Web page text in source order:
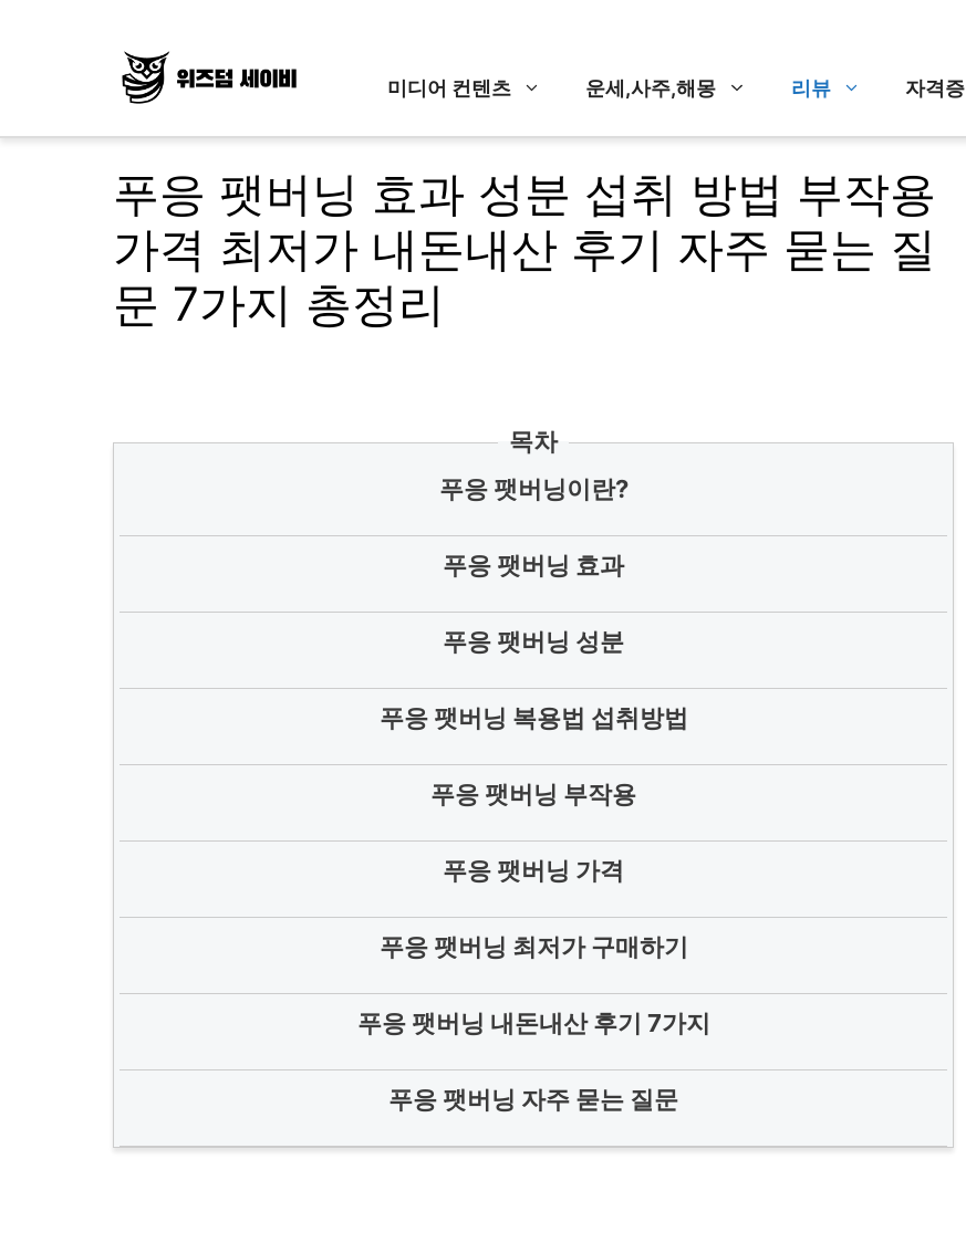
미디어 컨텐츠 운세,사주,해몽 리뷰 자격증
푸응 팻버닝 효과 성분 섭취 방법 부작용
가격 최저가 내돈내산 후기 자주 묻는 질
문 7가지 총정리
목차
푸응 팻버닝이란?
푸응 팻버닝 효과
푸응 팻버닝 성분
푸응 팻버닝 복용법 섭취방법
푸응 팻버닝 부작용
푸응 팻버닝 가격
푸응 팻버닝 최저가 구매하기
푸응 팻버닝 내돈내산 후기 7가지
푸응 팻버닝 자주 묻는 질문